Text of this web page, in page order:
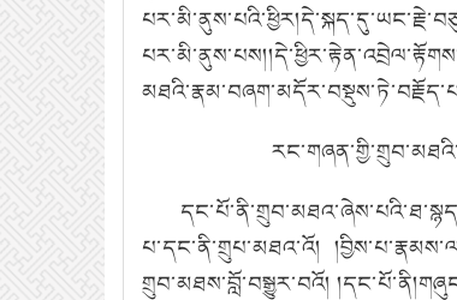
པ་དང་ནི་གྲུཔ་མཐའ་འོ།
གྲུབ་མཐས་བློ་བསྒྱུར་བའོ།